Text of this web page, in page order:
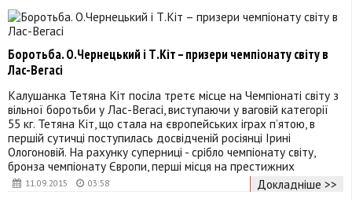
11.09.2015 03:58
Боротьба. О.Чернецький і Т.Кіт – призери чемпіонату світу в
Лас-Вегасі
Калушанка Тетяна Кіт посіла третє місце на Чемпіонаті світу з
вільної боротьби у Лас-Вегасі, виступаючи у ваговій категорії
55 кг. Тетяна Кіт, що стала на європейських іграх п’ятою, в
першій сутичці поступилась досвідченій росіянці Ірині
Ологоновій. На рахунку суперниці - срібло чемпіонату світу,
бронза чемпіонату Європи, перші місця на престижних
Докладніше >>